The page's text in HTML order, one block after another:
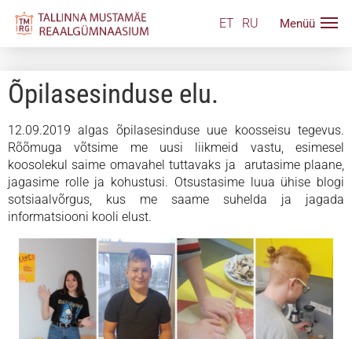
ET RU
Õpilasesinduse elu.
12.09.2019 algas õpilasesinduse uue koosseisu tegevus.
Rõõmuga võtsime me uusi liikmeid vastu, esimesel
koosolekul saime omavahel tuttavaks ja arutasime plaane,
jagasime rolle ja kohustusi. Otsustasime luua ühise blogi
sotsiaalvõrgus, kus me saame suhelda ja jagada
informatsiooni kooli elust.